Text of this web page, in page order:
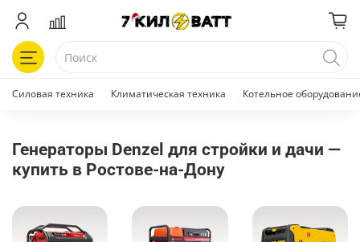
Силовая техника Климатическая техника Котельное
Генераторы Denzel для стройки и дачи —
купить в Ростове-на-Дону